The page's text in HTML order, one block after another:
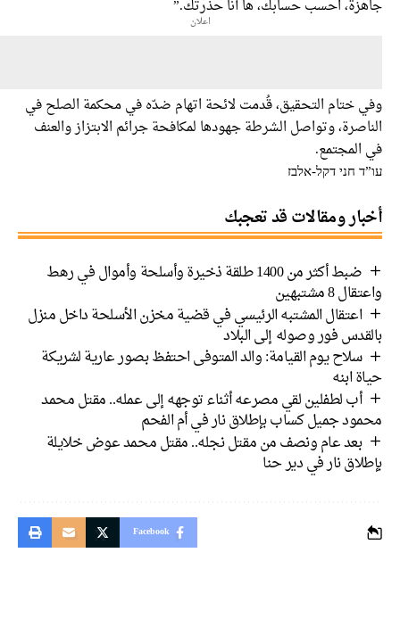
احسب حسابك، ها أنا حذرتك.”
ختام التحقيق، قُدمت لائحة اتهام ضدّه في محكمة الصلح في
وتواصل الشرطة جهودها لمكافحة جرائم الابتزاز والعنف
חני דקל-אלבז
ومقالات قد تعجبك
ضبط أكثر من 1400 طلقة ذخيرة وأسلحة وأموال في رهط
مشتبهين
اعتقال المشتبه الرئيسي في قضية مخزن الأسلحة داخل منزل
فور وصوله إلى البلاد
سلاح يوم القيامة: والد المتوفى احتفظ بصور عارية لشريكة
ابنه
أب لطفلين لقي مصرعه أثناء توجهه إلى عمله.. مقتل محمد
جميل كساب بإطلاق نار في أم الفحم
بعد عام ونصف من مقتل نجله.. مقتل محمد عوض خلايلة
نار في دير حنا
Facebook